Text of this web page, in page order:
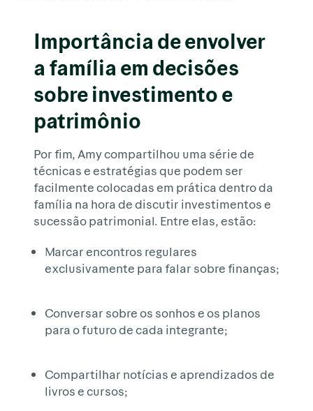
Importância de envolver
a família em decisões
sobre investimento e
patrimônio
Por fim, Amy compartilhou uma série de
técnicas e estratégias que podem ser
facilmente colocadas em prática dentro da
família na hora de discutir investimentos e
sucessão patrimonial. Entre elas, estão:
Marcar encontros regulares
exclusivamente para falar sobre finanças;
Conversar sobre os sonhos e os planos
para o futuro de cada integrante;
Compartilhar notícias e aprendizados de
livros e cursos;